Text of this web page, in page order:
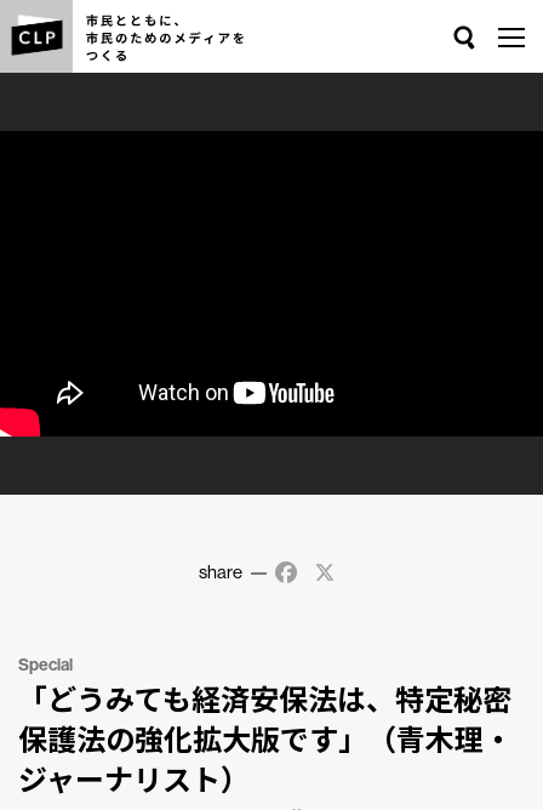
share Facebook
Special
「どうみても経済安保法は、特定秘密
保護法の強化拡大版です」（青木理・
ジャーナリスト）